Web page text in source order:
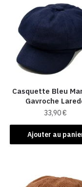
Casquette Bleu
Gavroche
33,90€
Ajouter au